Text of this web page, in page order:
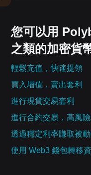
您可以用
之類的加密貨
輕鬆充值，快速提領
買入增值，賣出套利
進行現貨交易套利
進行合約交易，高風
透過穩定利率賺取被
使用 Web3 錢包轉移